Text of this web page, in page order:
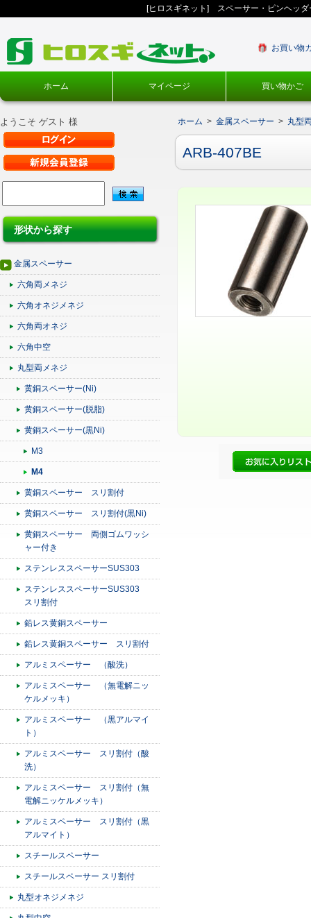
[ヒロスギネット] スペーサー・ピンヘッ
お買い物
ホーム マイページ 買い物かご
ようこそ ゲスト 様
形状から探す
金属スペーサー
六角両メネジ
六角オネジメネジ
六角両オネジ
六角中空
丸型両メネジ
黄銅スペーサー(Ni)
黄銅スペーサー(脱脂)
黄銅スペーサー(黒Ni)
M3
M4
黄銅スペーサー スリ割付
黄銅スペーサー スリ割付(黒Ni)
黄銅スペーサー 両側ゴムワッシ
ャー付き
ステンレススペーサーSUS303
ステンレススペーサーSUS303
スリ割付
鉛レス黄銅スペーサー
鉛レス黄銅スペーサー スリ割付
アルミスペーサー （酸洗）
アルミスペーサー （無電解ニッ
ケルメッキ）
アルミスペーサー （黒アルマイ
ト）
アルミスペーサー スリ割付（酸
洗）
アルミスペーサー スリ割付（無
電解ニッケルメッキ）
アルミスペーサー スリ割付（黒
アルマイト）
スチールスペーサー
スチールスペーサー スリ割付
丸型オネジメネジ
ホーム > 金属スペーサー > 丸型
ARB-407BE